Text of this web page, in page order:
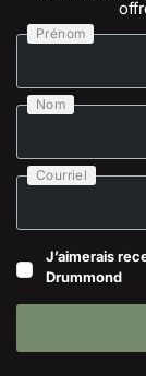
Prénom
Nom
Courriel
J’aimerais
Drummond